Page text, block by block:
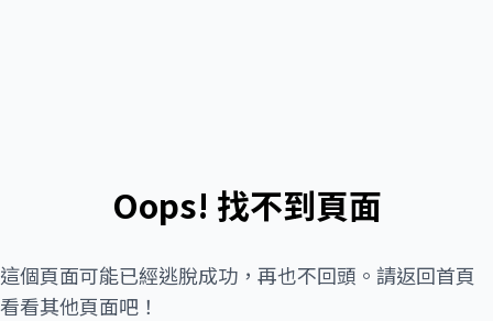
Oops! 找不到頁面
這個頁面可能已經逃脫成功，再也不回頭。請返回首頁
看看其他頁面吧！